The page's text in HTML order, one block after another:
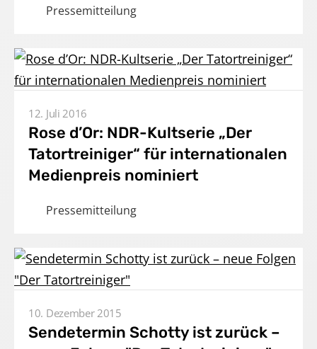
Pressemitteilung
12. Juli 2016
Rose d’Or: NDR-Kultserie „Der
Tatortreiniger“ für internationalen
Medienpreis nominiert
Pressemitteilung
10. Dezember 2015
Sendetermin Schotty ist zurück –
Home
Unternehmen
Produktionen